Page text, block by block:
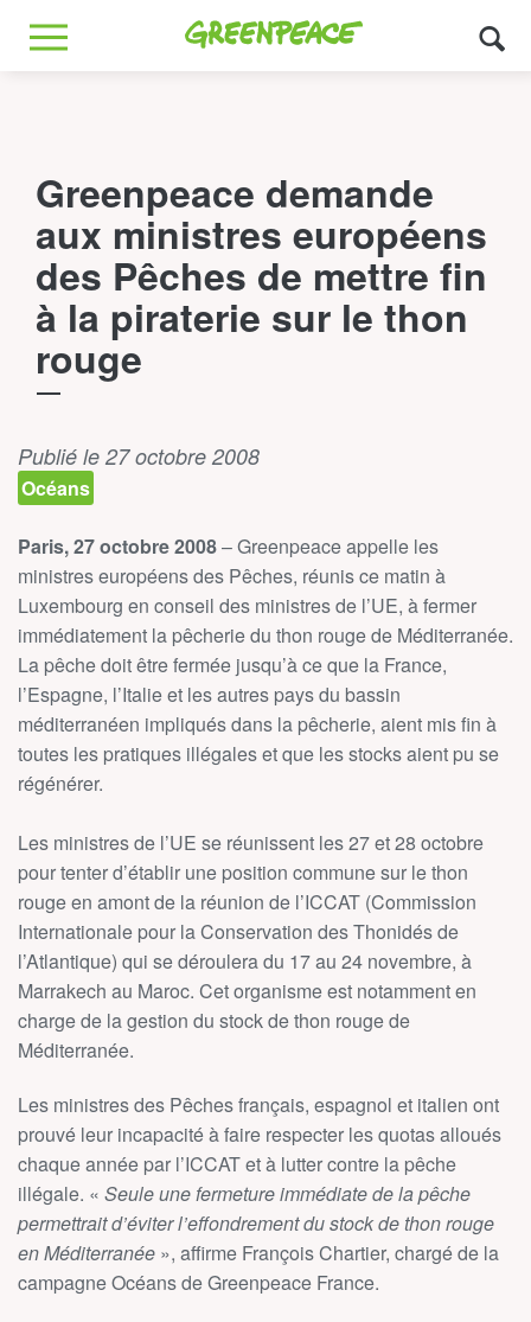
Greenpeace
MENU
Greenpeace demande
aux ministres européens
des Pêches de mettre fin
à la piraterie sur le thon
rouge
Publié le 27 octobre 2008
Océans
Paris, 27 octobre 2008– Greenpeace appelle les
ministres européens des Pêches, réunis ce matin à
Luxembourg en conseil des ministres de l’UE, à fermer
immédiatement la pêcherie du thon rouge de Méditerranée.
La pêche doit être fermée jusqu’à ce que la France,
l’Espagne, l’Italie et les autres pays du bassin
méditerranéen impliqués dans la pêcherie, aient mis fin à
toutes les pratiques illégales et que les stocks aient pu se
régénérer.
Les ministres de l’UE se réunissent les 27 et 28 octobre
pour tenter d’établir une position commune sur le thon
rouge en amont de la réunion de l’ICCAT (Commission
Internationale pour la Conservation des Thonidés de
l’Atlantique) qui se déroulera du 17 au 24 novembre, à
Marrakech au Maroc. Cet organisme est notamment en
charge de la gestion du stock de thon rouge de
Méditerranée.
Les ministres des Pêches français, espagnol et italien ont
prouvé leur incapacité à faire respecter les quotas alloués
chaque année par l’ICCAT et à lutter contre la pêche
illégale. « Seule une fermeture immédiate de la pêche
permettrait d’éviter l’effondrement du stock de thon rouge
en Méditerranée », affirme François Chartier, chargé de la
campagne Océans de Greenpeace France.